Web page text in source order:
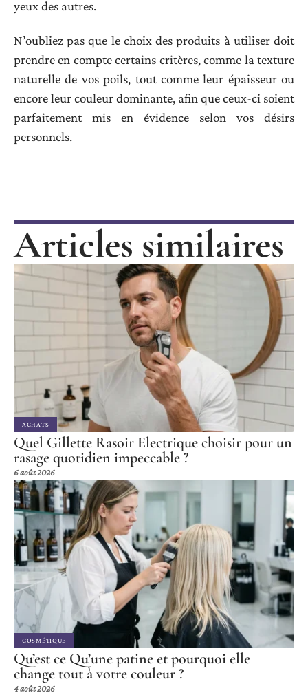
yeux des autres.
N’oubliez pas que le choix des produits à utiliser doit
prendre en compte certains critères, comme la texture
naturelle de vos poils, tout comme leur épaisseur ou
encore leur couleur dominante, afin que ceux-ci soient
parfaitement mis en évidence selon vos désirs
personnels.
Articles similaires
ACHATS
Quel Gillette Rasoir Electrique choisir pour un
rasage quotidien impeccable ?
6 août 2026
COSMÉTIQUE
Qu’est ce Qu’une patine et pourquoi elle
change tout à votre couleur ?
4 août 2026